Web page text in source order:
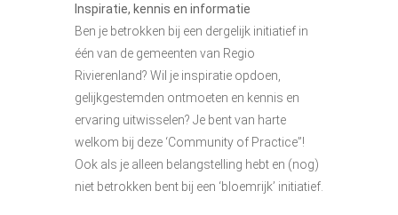
Inspiratie, kennis en informatie
Ben je betrokken bij een dergelijk initiatief in
één van de gemeenten van Regio
Rivierenland? Wil je inspiratie opdoen,
gelijkgestemden ontmoeten en kennis en
ervaring uitwisselen? Je bent van harte
welkom bij deze ‘Community of Practice”!
Ook als je alleen belangstelling hebt en (nog)
niet betrokken bent bij een ‘bloemrijk’ initiatief.